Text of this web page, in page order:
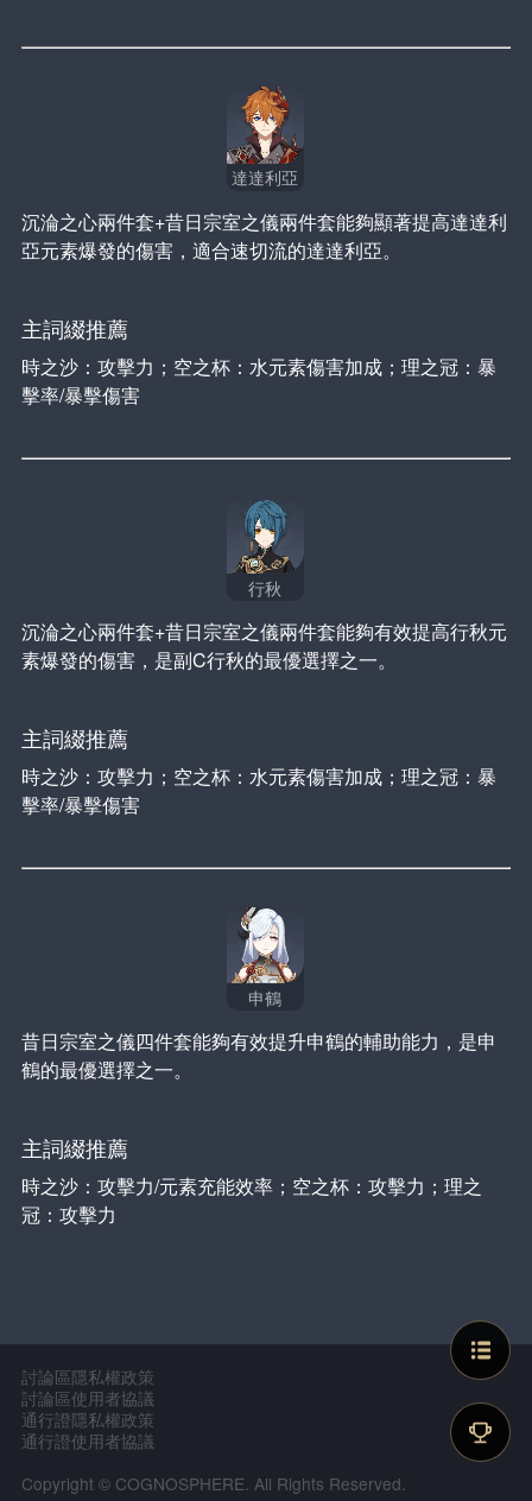
達達利亞
沉淪之心兩件套+昔日宗室之儀兩件套能夠顯著提高達達利
亞元素爆發的傷害，適合速切流的達達利亞。
主詞綴推薦
時之沙：攻擊力；空之杯：水元素傷害加成；理之冠：暴
擊率/暴擊傷害
行秋
沉淪之心兩件套+昔日宗室之儀兩件套能夠有效提高行秋元
素爆發的傷害，是副C行秋的最優選擇之一。
主詞綴推薦
時之沙：攻擊力；空之杯：水元素傷害加成；理之冠：暴
擊率/暴擊傷害
申鶴
昔日宗室之儀四件套能夠有效提升申鶴的輔助能力，是申
鶴的最優選擇之一。
主詞綴推薦
時之沙：攻擊力/元素充能效率；空之杯：攻擊力；理之
冠：攻擊力
討論區隱私權政策
討論區使用者協議
通行證隱私權政策
通行證使用者協議
Copyright © COGNOSPHERE. All Rights Reserved.